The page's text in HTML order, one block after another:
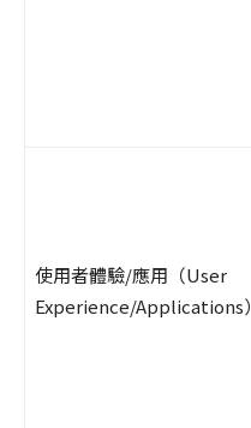
使用者體驗/應用（User
Experience/Applications）